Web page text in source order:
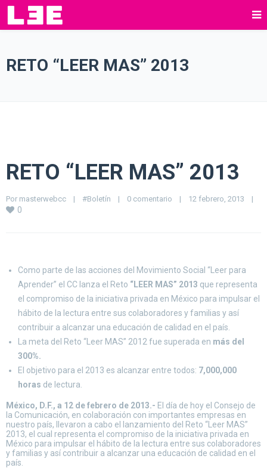
RETO “LEER MAS” 2013
RETO “LEER MAS” 2013
Por masterwebcc | #Boletín | 0 comentario | 12 febrero, 2013 |
0
Como parte de las acciones del Movimiento Social “Leer para
Aprender” el CC lanza el Reto “LEER MAS” 2013 que representa
el compromiso de la iniciativa privada en México para impulsar el
hábito de la lectura entre sus colaboradores y familias y así
contribuir a alcanzar una educación de calidad en el país.
La meta del Reto “Leer MAS” 2012 fue superada en más del
300%.
El objetivo para el 2013 es alcanzar entre todos: 7,000,000
horas de lectura.
México, D.F., a 12 de febrero de 2013.- El día de hoy el Consejo de
la Comunicación, en colaboración con importantes empresas en
nuestro país, llevaron a cabo el lanzamiento del Reto “Leer MAS”
2013, el cual representa el compromiso de la iniciativa privada en
México para impulsar el hábito de la lectura entre sus colaboradores
y familias y así contribuir a alcanzar una educación de calidad en el
país.